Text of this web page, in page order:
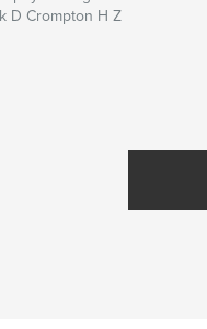
D Crompton H Z